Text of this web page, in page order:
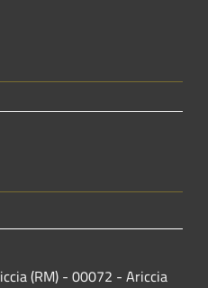
(RM) - 00072 - Ariccia